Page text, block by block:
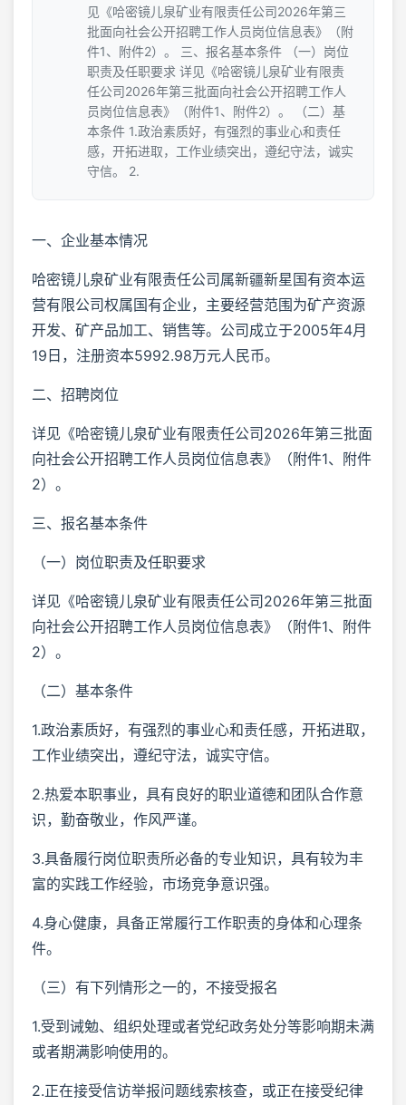
见《哈密镜儿泉矿业有限责任公司2026年第三
批面向社会公开招聘工作人员岗位信息表》（附
件1、附件2）。 三、报名基本条件 （一）岗位
职责及任职要求 详见《哈密镜儿泉矿业有限责
任公司2026年第三批面向社会公开招聘工作人
员岗位信息表》（附件1、附件2）。 （二）基
本条件 1.政治素质好，有强烈的事业心和责任
感，开拓进取，工作业绩突出，遵纪守法，诚实
守信。 2.
一、企业基本情况
哈密镜儿泉矿业有限责任公司属新疆新星国有资本运
营有限公司权属国有企业，主要经营范围为矿产资源
开发、矿产品加工、销售等。公司成立于2005年4月
19日，注册资本5992.98万元人民币。
二、招聘岗位
详见《哈密镜儿泉矿业有限责任公司2026年第三批面
向社会公开招聘工作人员岗位信息表》（附件1、附件
2）。
三、报名基本条件
（一）岗位职责及任职要求
详见《哈密镜儿泉矿业有限责任公司2026年第三批面
向社会公开招聘工作人员岗位信息表》（附件1、附件
2）。
（二）基本条件
1.政治素质好，有强烈的事业心和责任感，开拓进取，
工作业绩突出，遵纪守法，诚实守信。
2.热爱本职事业，具有良好的职业道德和团队合作意
识，勤奋敬业，作风严谨。
3.具备履行岗位职责所必备的专业知识，具有较为丰
富的实践工作经验，市场竞争意识强。
4.身心健康，具备正常履行工作职责的身体和心理条
件。
（三）有下列情形之一的，不接受报名
1.受到诫勉、组织处理或者党纪政务处分等影响期未满
或者期满影响使用的。
2.正在接受信访举报问题线索核查，或正在接受纪律